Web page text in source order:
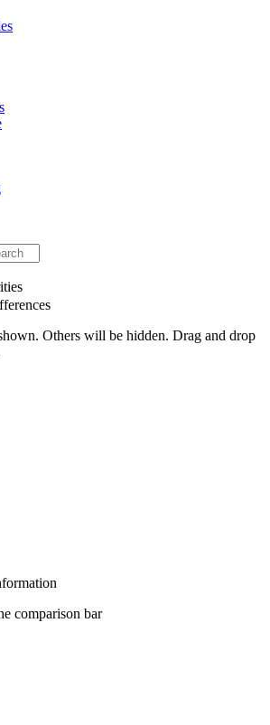
Others will be hidden. Drag and drop
comparison bar